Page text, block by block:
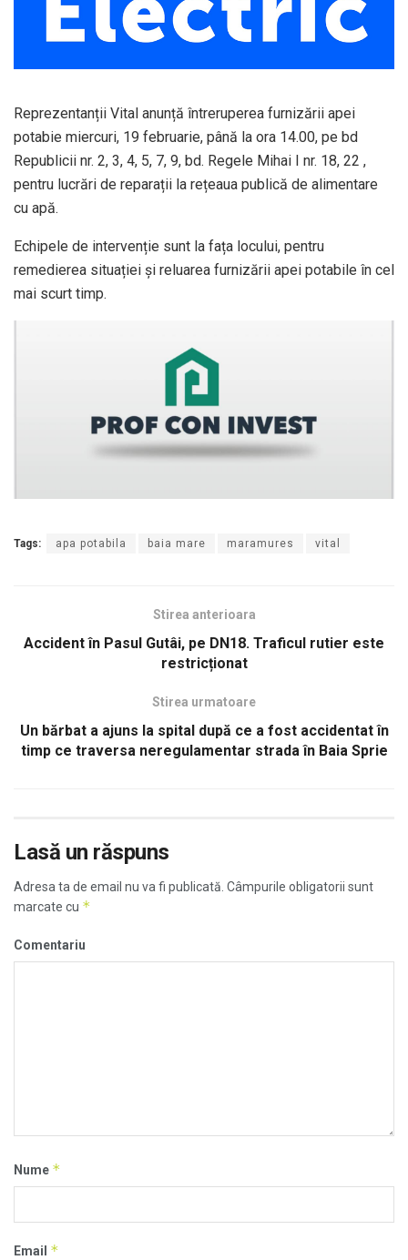
Reprezentanții Vital anunță întreruperea furnizării apei
potabie miercuri, 19 februarie, până la ora 14.00, pe bd
Republicii nr. 2, 3, 4, 5, 7, 9, bd. Regele Mihai I nr. 18, 22 ,
pentru lucrări de reparații la rețeaua publică de alimentare
cu apă.
Echipele de intervenție sunt la fața locului, pentru
remedierea situației și reluarea furnizării apei potabile în cel
mai scurt timp.
Tags: apa potabila baia mare maramures vital
Stirea anterioara
Accident în Pasul Gutâi, pe DN18. Traficul rutier este
restricționat
Stirea urmatoare
Un bărbat a ajuns la spital după ce a fost accidentat în
timp ce traversa neregulamentar strada în Baia Sprie
Lasă un răspuns
Adresa ta de email nu va fi publicată. Câmpurile obligatorii sunt
marcate cu *
Comentariu
Nume *
Email *